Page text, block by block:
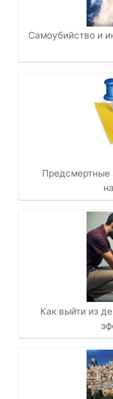
Самоубийство и
Предсмертные
Как выйти из